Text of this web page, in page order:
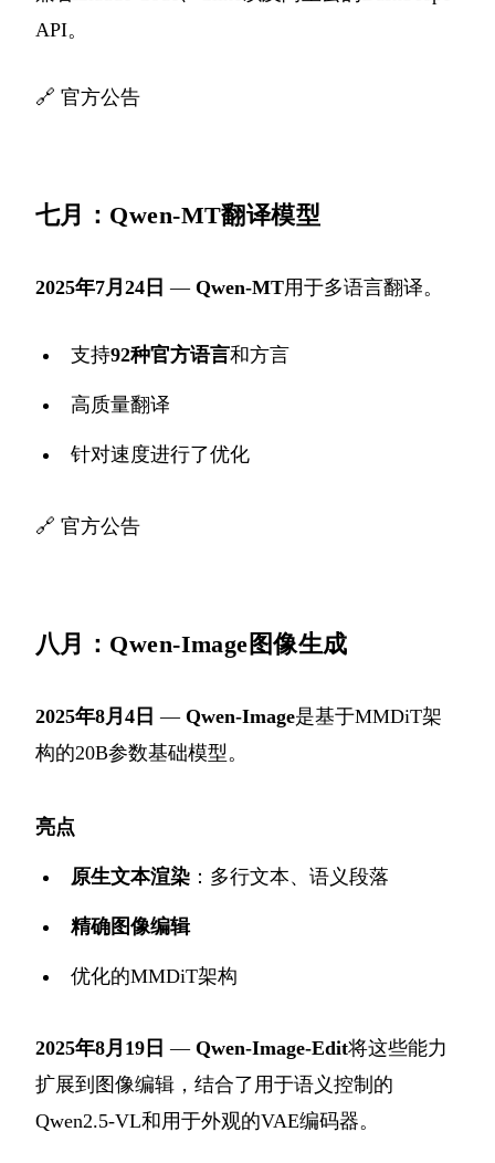
API。
🔗 官方公告
七月：Qwen-MT翻译模型
2025年7月24日 — Qwen-MT用于多语言翻译。
支持92种官方语言和方言
高质量翻译
针对速度进行了优化
🔗 官方公告
八月：Qwen-Image图像生成
2025年8月4日 — Qwen-Image是基于MMDiT架
构的20B参数基础模型。
亮点
原生文本渲染 ：多行文本、语义段落
精确图像编辑
优化的MMDiT架构
2025年8月19日 — Qwen-Image-Edit将这些能力
扩展到图像编辑，结合了用于语义控制的
Qwen2.5-VL和用于外观的VAE编码器。